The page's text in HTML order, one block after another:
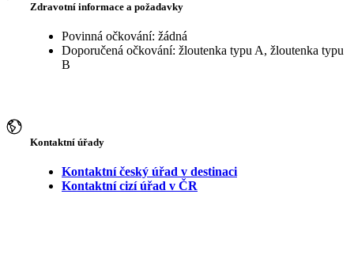
Zdravotní informace a požadavky
Povinná očkování: žádná
Doporučená očkování: žloutenka typu A, žloutenka typu
B
Kontaktní úřady
Kontaktní český úřad v destinaci
Kontaktní cizí úřad v ČR